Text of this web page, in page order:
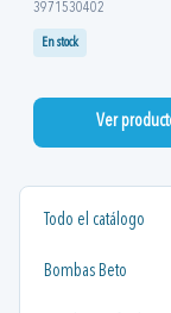
Todo el catálogo
Bombas Beto
3971530402
En stock
Ver